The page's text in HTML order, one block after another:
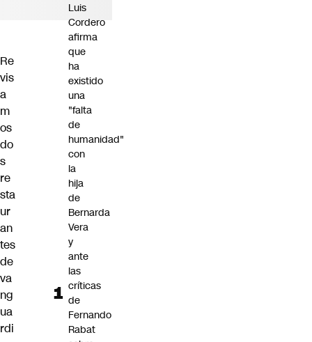
Re
vis
a
m
os
do
s
re
sta
ur
an
tes
de
va
ng
ua
rdi
Luis
Cordero
afirma
que
ha
existido
una
"falta
de
humanidad"
con
la
hija
de
Bernarda
Vera
y
ante
las
críticas
de
Fernando
Rabat